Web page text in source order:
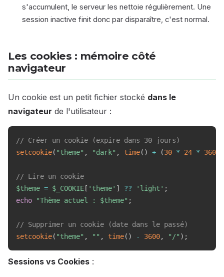
s'accumulent, le serveur les nettoie régulièrement. Une
session inactive finit donc par disparaître, c'est normal.
Les cookies : mémoire côté
navigateur
Un cookie est un petit fichier stocké dans le
navigateur de l'utilisateur :
// Créer un cookie (expire dans 30 jours)
setcookie( "theme" , "dark" , time( ) + (30 * 24 * 3600
// Lire un cookie
$theme = $_COOKIE [ 'theme' ] ?? 'light' ;
echo
"Thème actuel : $theme" ;
// Supprimer un cookie (date dans le passé)
setcookie( "theme" , "" , time( ) - 3600, "/" ) ;
Sessions vs Cookies :